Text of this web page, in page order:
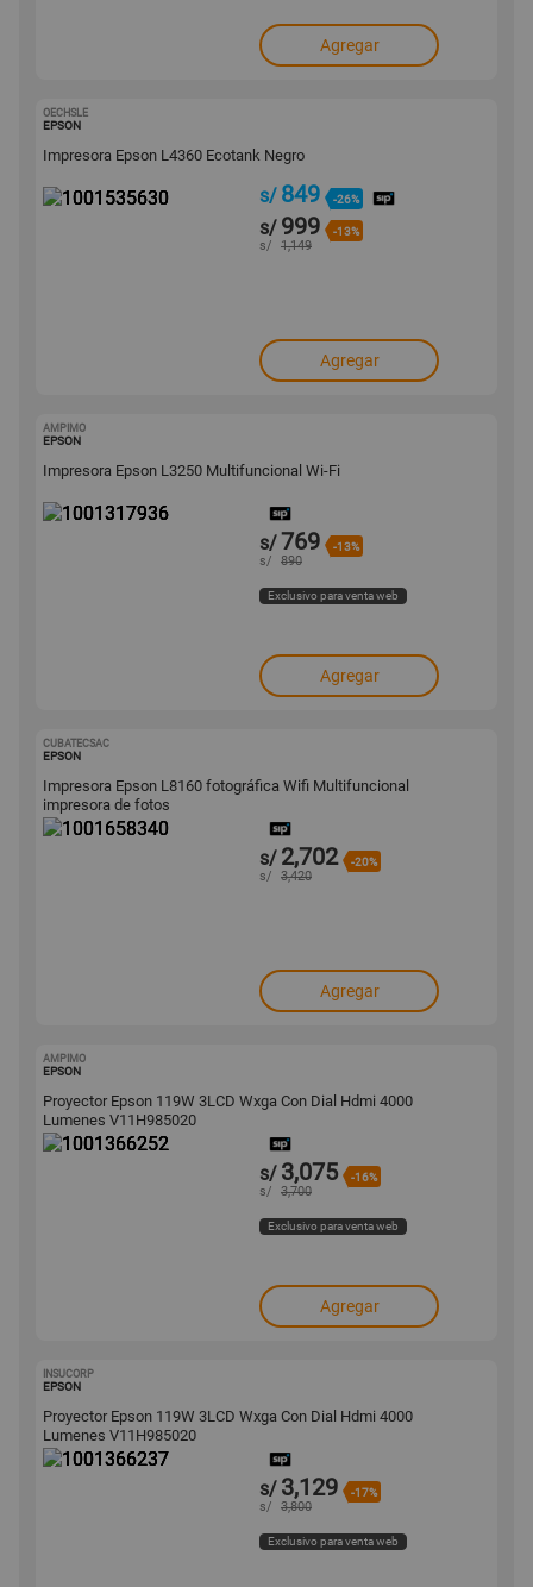
Agregar
OECHSLE
EPSON
Impresora Epson L4360 Ecotank Negro
s/ 849 -26%
s/ 999 -13%
s/ 1,149
Agregar
AMPIMO
EPSON
Impresora Epson L3250 Multifuncional Wi-Fi
s/769 -13%
s/ 890
Exclusivo para venta web
Agregar
CUBATECSAC
EPSON
Impresora Epson L8160 fotográfica Wifi Multifuncional
impresora de fotos
s/ 2,702 -20%
s/ 3,420
Agregar
AMPIMO
EPSON
Proyector Epson 119W 3LCD Wxga Con Dial Hdmi 4000
Lumenes V11H985020
s/ 3,075 -16%
s/ 3,700
Exclusivo para venta web
Agregar
INSUCORP
EPSON
Proyector Epson 119W 3LCD Wxga Con Dial Hdmi 4000
Lumenes V11H985020
s/ 3,129 -17%
s/ 3,800
Exclusivo para venta web